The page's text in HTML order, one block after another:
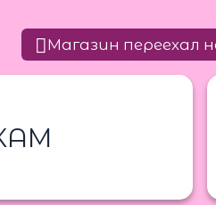
Магазин переехал